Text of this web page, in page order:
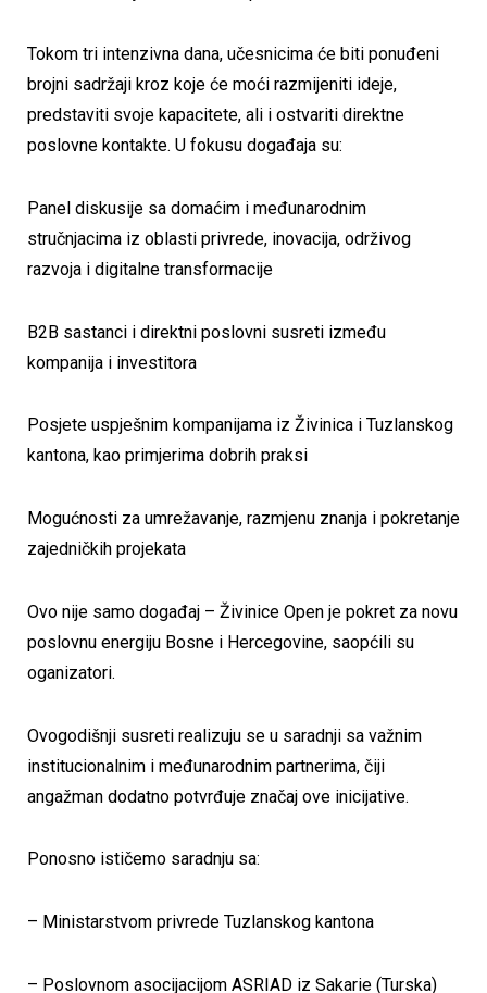
Tokom tri intenzivna dana, učesnicima će biti ponuđeni
brojni sadržaji kroz koje će moći razmijeniti ideje,
predstaviti svoje kapacitete, ali i ostvariti direktne
poslovne kontakte. U fokusu događaja su:
Panel diskusije sa domaćim i međunarodnim
stručnjacima iz oblasti privrede, inovacija, održivog
razvoja i digitalne transformacije
B2B sastanci i direktni poslovni susreti između
kompanija i investitora
Posjete uspješnim kompanijama iz Živinica i Tuzlanskog
kantona, kao primjerima dobrih praksi
Mogućnosti za umrežavanje, razmjenu znanja i pokretanje
zajedničkih projekata
Ovo nije samo događaj – Živinice Open je pokret za novu
poslovnu energiju Bosne i Hercegovine, saopćili su
oganizatori.
Ovogodišnji susreti realizuju se u saradnji sa važnim
institucionalnim i međunarodnim partnerima, čiji
angažman dodatno potvrđuje značaj ove inicijative.
Ponosno ističemo saradnju sa:
– Ministarstvom privrede Tuzlanskog kantona
– Poslovnom asocijacijom ASRIAD iz Sakarie (Turska)